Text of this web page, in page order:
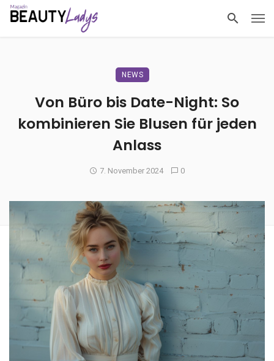
NEWS
Von Büro bis Date-Night: So
kombinieren Sie Blusen für jeden
Anlass
7. November 2024 0